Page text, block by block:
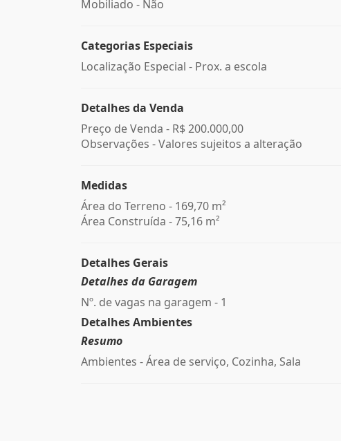
Mobiliado - Não
Categorias Especiais
Localização Especial - Prox. a escola
Detalhes da Venda
Preço de Venda - R$ 200.000,00
Observações - Valores sujeitos a alteração
Medidas
Área do Terreno - 169,70 m²
Área Construída - 75,16 m²
Detalhes Gerais
Detalhes da Garagem
Nº. de vagas na garagem - 1
Detalhes Ambientes
Resumo
Ambientes - Área de serviço, Cozinha, Sala